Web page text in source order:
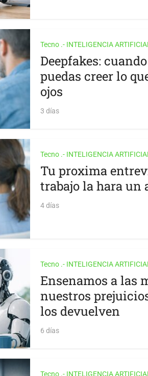
Tecno .- INTELIGENCIA ARTIFICIAL
Deepfakes:
puedas creer lo
ojos
3 días
Tecno .- INTELIGENCIA ARTIFICIAL
Tu proxima
trabajo la hara un
4 días
Tecno .- INTELIGENCIA ARTIFICIAL
Ensenamos a las
nuestros
los devuelven
6 días
Tecno .- INTELIGENCIA ARTIFICIAL